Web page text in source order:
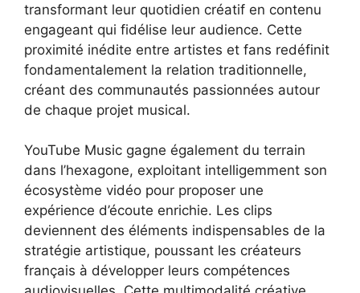
transformant leur quotidien créatif en contenu
engageant qui fidélise leur audience. Cette
proximité inédite entre artistes et fans redéfinit
fondamentalement la relation traditionnelle,
créant des communautés passionnées autour
de chaque projet musical.
YouTube Music gagne également du terrain
dans l’hexagone, exploitant intelligemment son
écosystème vidéo pour proposer une
expérience d’écoute enrichie. Les clips
deviennent des éléments indispensables de la
stratégie artistique, poussant les créateurs
français à développer leurs compétences